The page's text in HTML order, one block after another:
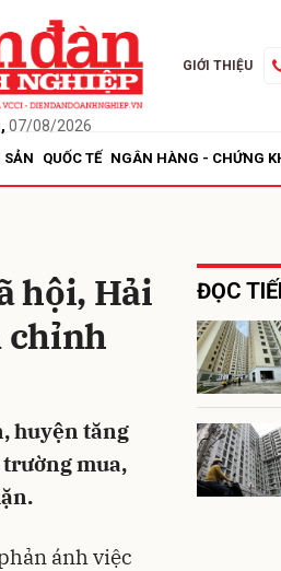
07/08/2026
GIỚI THIỆU
SẢN QUỐC TẾ NGÂN HÀNG - CHỨNG
hội, Hải
chỉnh
huyện tăng
mua,
ánh việc
ĐỌC
Gửi